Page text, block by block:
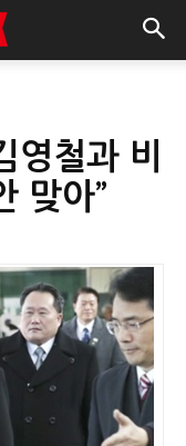
영철과 비
맞아”